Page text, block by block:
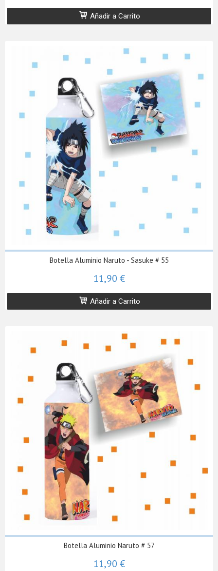
Añadir a Carrito
Botella Aluminio Naruto - Sasuke # 55
11,90 €
Añadir a Carrito
Botella Aluminio Naruto # 57
11,90 €